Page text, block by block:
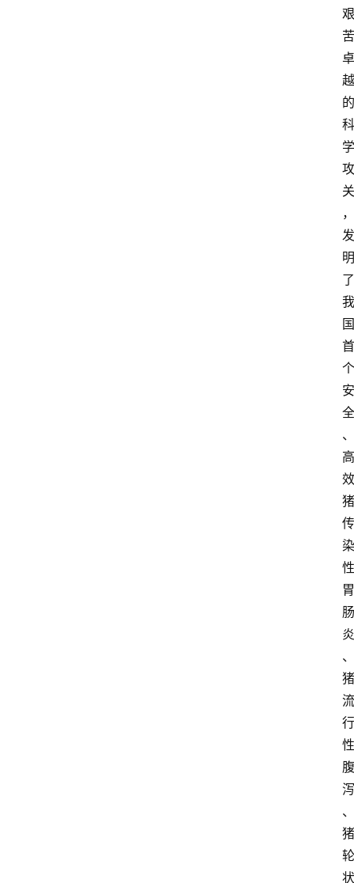
艰
苦
卓
越
的
科
学
攻
关
，
发
明
了
我
国
首
个
安
全
、
高
效
猪
传
染
性
胃
肠
炎
、
猪
流
行
性
腹
泻
、
猪
轮
状